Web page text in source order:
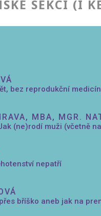
SEKCI (I
bez reprodukční
MBA, MGR.
(ne)rodí muži (včetně
nepatří
bříško aneb jak na